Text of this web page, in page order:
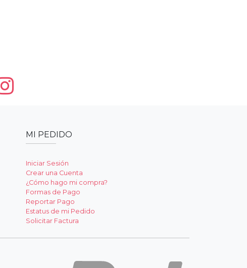
MI PEDIDO
Iniciar Sesión
Crear una Cuenta
¿Cómo hago mi compra?
Formas de Pago
Reportar Pago
Estatus de mi Pedido
Solicitar Factura